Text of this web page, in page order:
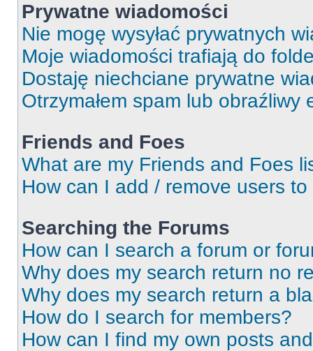
Prywatne wiadomości
Nie mogę wysyłać prywatnych
Moje wiadomości trafiają do
Dostaję niechciane prywatne
Otrzymałem spam lub
Friends and Foes
What are my Friends and Foes
How can I add / remove users
Searching the Forums
How can I search a forum or
Why does my search return no
Why does my search return a
How do I search for members?
How can I find my own posts